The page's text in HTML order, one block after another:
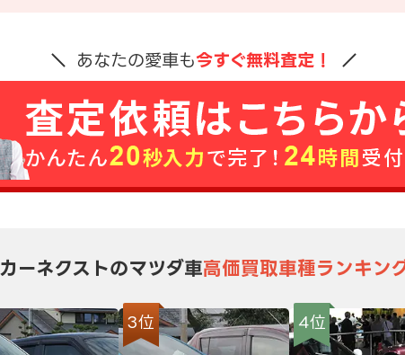
あなたの愛車も今すぐ無料査定！
カーネクストのマツダ車高価買取車種ランキン
3位 4位